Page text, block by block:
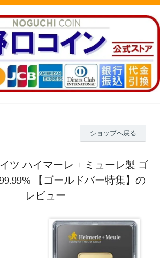
ショップへ戻る
ツ ハイマーレ + ミューレ製 ゴ
【ゴールドバー特集】の
レビュー